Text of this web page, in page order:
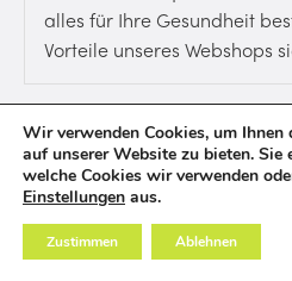
alles für Ihre Gesundheit
Vorteile unseres Webshops
Wir verwenden Cookies, um
auf unserer Website zu bieten. Sie
welche Cookies wir verwenden
Einstellungen aus.
Zustimmen Ablehnen